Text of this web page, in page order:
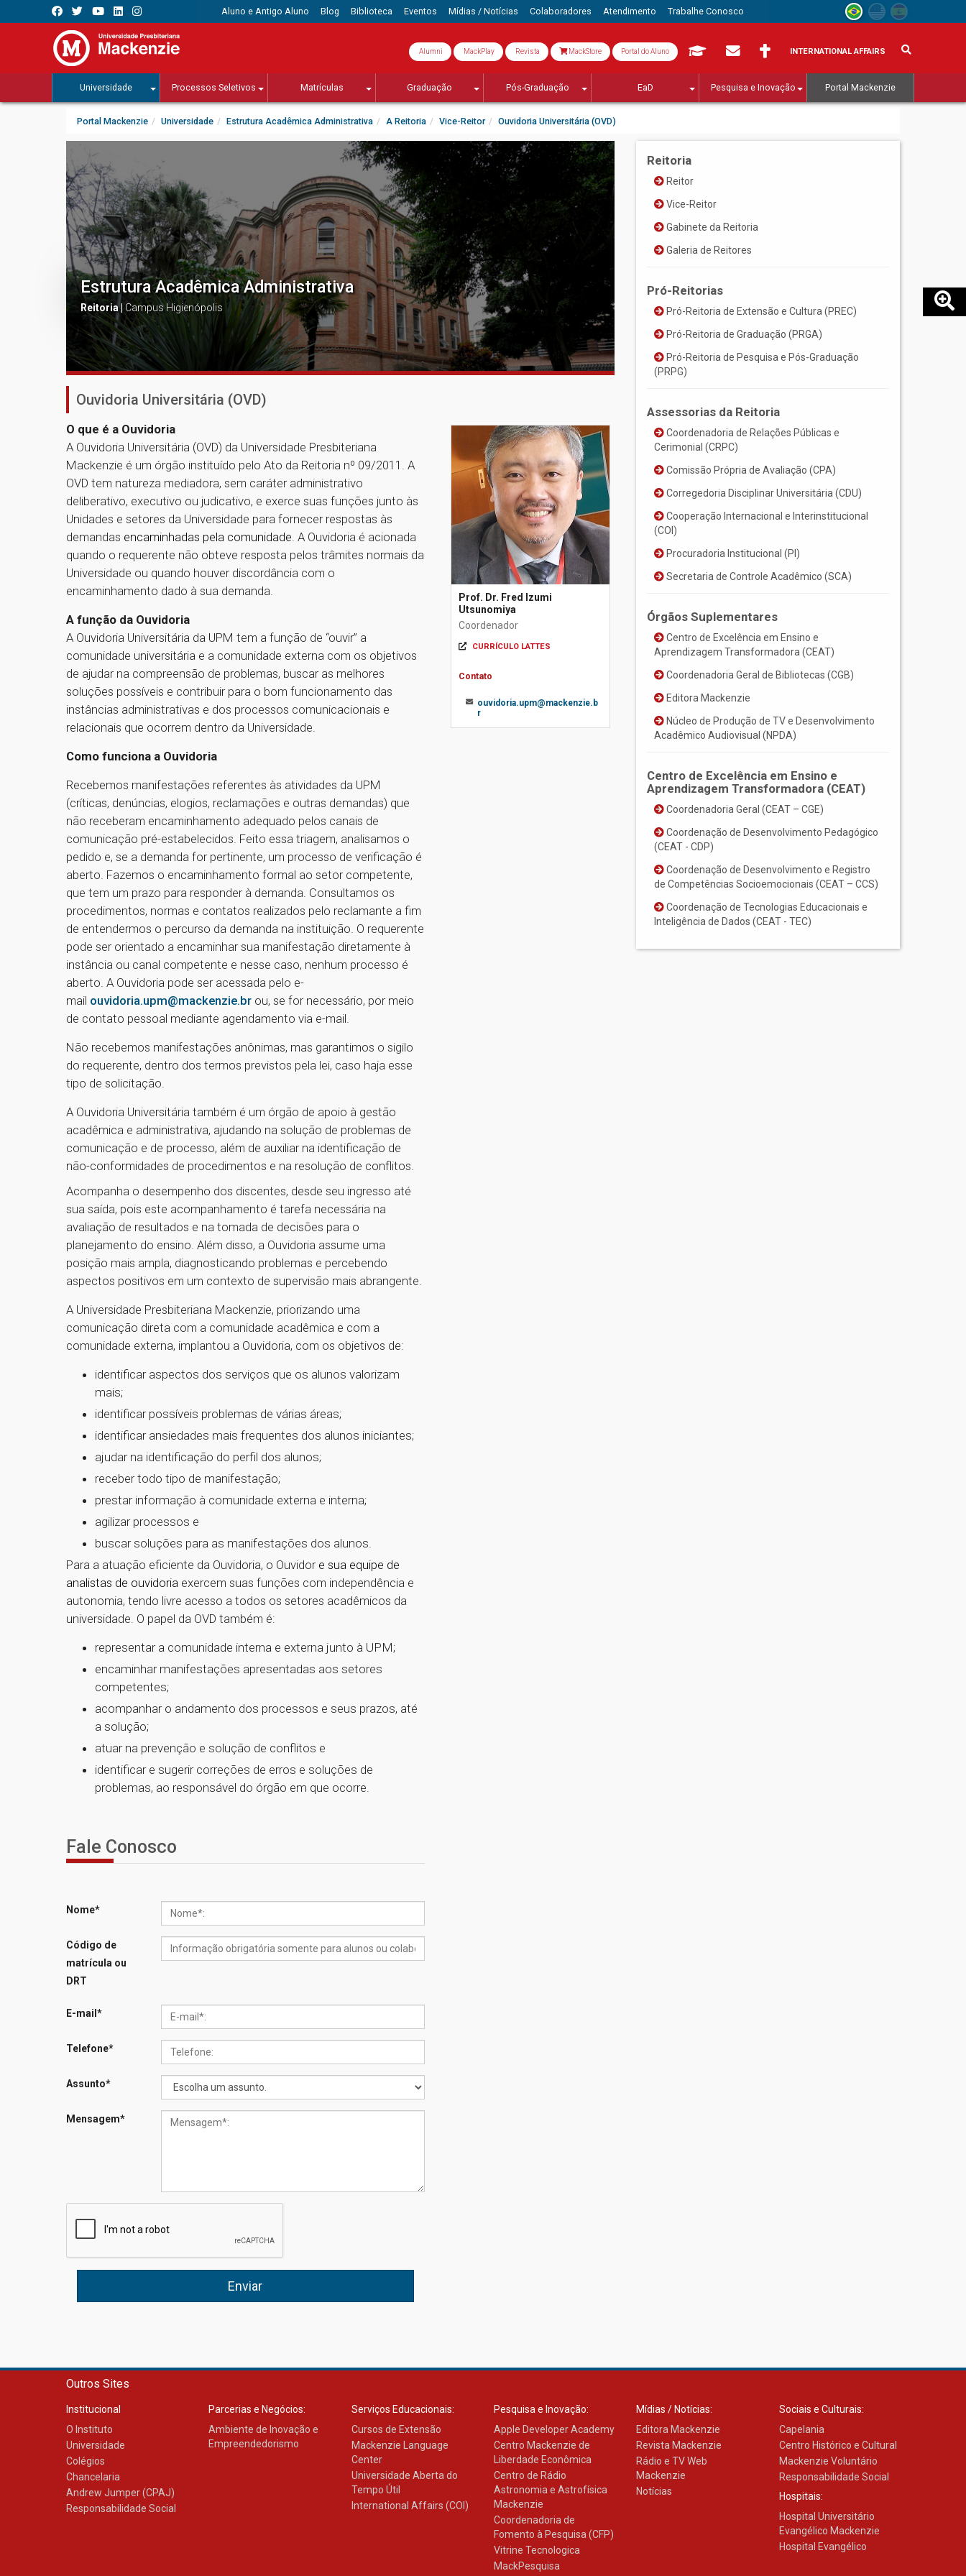
Aluno e Antigo Aluno Blog Biblioteca Eventos Mídias / Notícias Colaboradores Atendimento Trabalhe Conosco
Alumni MackPlay Revista MackStore Portal do Aluno INTERNATIONAL AFFAIRS
Universidade Processos Seletivos Matrículas Graduação Pós-Graduação EaD Pesquisa e Inovação Portal Mackenzie
Portal Mackenzie Universidade Estrutura Acadêmica Administrativa A Reitoria Vice-Reitor Ouvidoria Universitária (OVD)
Estrutura Acadêmica Administrativa
Reitoria | Campus Higienópolis
Ouvidoria Universitária (OVD)
O que é a Ouvidoria
A Ouvidoria Universitária (OVD) da Universidade Presbiteriana
Mackenzie é um órgão instituído pelo Ato da Reitoria nº 09/2011. A
OVD tem natureza mediadora, sem caráter administrativo
deliberativo, executivo ou judicativo, e exerce suas funções junto às
Unidades e setores da Universidade para fornecer respostas às
demandas encaminhadas pela comunidade. A Ouvidoria é acionada
quando o requerente não obteve resposta pelos trâmites normais da
Universidade ou quando houver discordância com o
encaminhamento dado à sua demanda.
A função da Ouvidoria
A Ouvidoria Universitária da UPM tem a função de “ouvir” a
comunidade universitária e a comunidade externa com os objetivos
de ajudar na compreensão de problemas, buscar as melhores
soluções possíveis e contribuir para o bom funcionamento das
instâncias administrativas e dos processos comunicacionais e
relacionais que ocorrem dentro da Universidade.
Como funciona a Ouvidoria
Recebemos manifestações referentes às atividades da UPM
(críticas, denúncias, elogios, reclamações e outras demandas) que
não receberam encaminhamento adequado pelos canais de
comunicação pré-estabelecidos. Feito essa triagem, analisamos o
pedido e, se a demanda for pertinente, um processo de verificação é
aberto. Fazemos o encaminhamento formal ao setor competente,
que tem um prazo para responder à demanda. Consultamos os
procedimentos, normas e contatos realizados pelo reclamante a fim
de entendermos o percurso da demanda na instituição. O requerente
pode ser orientado a encaminhar sua manifestação diretamente à
instância ou canal competente e nesse caso, nenhum processo é
aberto. A Ouvidoria pode ser acessada pelo e-
mail ouvidoria.upm@mackenzie.br ou, se for necessário, por meio
de contato pessoal mediante agendamento via e-mail.
Não recebemos manifestações anônimas, mas garantimos o sigilo
do requerente, dentro dos termos previstos pela lei, caso haja esse
tipo de solicitação.
A Ouvidoria Universitária também é um órgão de apoio à gestão
acadêmica e administrativa, ajudando na solução de problemas de
comunicação e de processo, além de auxiliar na identificação de
não-conformidades de procedimentos e na resolução de conflitos.
Acompanha o desempenho dos discentes, desde seu ingresso até
sua saída, pois este acompanhamento é tarefa necessária na
avaliação de resultados e na tomada de decisões para o
planejamento do ensino. Além disso, a Ouvidoria assume uma
posição mais ampla, diagnosticando problemas e percebendo
aspectos positivos em um contexto de supervisão mais abrangente.
A Universidade Presbiteriana Mackenzie, priorizando uma
comunicação direta com a comunidade acadêmica e com a
comunidade externa, implantou a Ouvidoria, com os objetivos de:
identificar aspectos dos serviços que os alunos valorizam
mais;
identificar possíveis problemas de várias áreas;
identificar ansiedades mais frequentes dos alunos iniciantes;
ajudar na identificação do perfil dos alunos;
receber todo tipo de manifestação;
prestar informação à comunidade externa e interna;
agilizar processos e
buscar soluções para as manifestações dos alunos.
Para a atuação eficiente da Ouvidoria, o Ouvidor e sua equipe de
analistas de ouvidoria exercem suas funções com independência e
autonomia, tendo livre acesso a todos os setores acadêmicos da
universidade. O papel da OVD também é:
representar a comunidade interna e externa junto à UPM;
encaminhar manifestações apresentadas aos setores
competentes;
acompanhar o andamento dos processos e seus prazos, até
a solução;
atuar na prevenção e solução de conflitos e
identificar e sugerir correções de erros e soluções de
problemas, ao responsável do órgão em que ocorre.
Fale Conosco
Nome*
Código de
matrícula ou
DRT
E-mail*
Telefone*
Assunto*
Mensagem*
Prof. Dr. Fred Izumi
Utsunomiya
Coordenador
CURRÍCULO LATTES
Contato
ouvidoria.upm@mackenzie.b
r
Reitoria
Reitor
Vice-Reitor
Gabinete da Reitoria
Galeria de Reitores
Pró-Reitorias
Pró-Reitoria de Extensão e Cultura (PREC)
Pró-Reitoria de Graduação (PRGA)
Pró-Reitoria de Pesquisa e Pós-Graduação
(PRPG)
Assessorias da Reitoria
Coordenadoria de Relações Públicas e
Cerimonial (CRPC)
Comissão Própria de Avaliação (CPA)
Corregedoria Disciplinar Universitária (CDU)
Cooperação Internacional e Interinstitucional
(COI)
Procuradoria Institucional (PI)
Secretaria de Controle Acadêmico (SCA)
Órgãos Suplementares
Centro de Excelência em Ensino e
Aprendizagem Transformadora (CEAT)
Coordenadoria Geral de Bibliotecas (CGB)
Editora Mackenzie
Núcleo de Produção de TV e Desenvolvimento
Acadêmico Audiovisual (NPDA)
Centro de Excelência em Ensino e
Aprendizagem Transformadora (CEAT)
Coordenadoria Geral (CEAT – CGE)
Coordenação de Desenvolvimento Pedagógico
(CEAT - CDP)
Coordenação de Desenvolvimento e Registro
de Competências Socioemocionais (CEAT – CCS)
Coordenação de Tecnologias Educacionais e
Inteligência de Dados (CEAT - TEC)
Outros Sites
Institucional
O Instituto
Universidade
Colégios
Chancelaria
Andrew Jumper (CPAJ)
Responsabilidade Social
Parcerias e Negócios:
Ambiente de Inovação e
Empreendedorismo
Serviços Educacionais:
Cursos de Extensão
Mackenzie Language
Center
Universidade Aberta do
Tempo Útil
International Affairs (COI)
Pesquisa e Inovação:
Apple Developer Academy
Centro Mackenzie de
Liberdade Econômica
Centro de Rádio
Astronomia e Astrofísica
Mackenzie
Coordenadoria de
Fomento à Pesquisa (CFP)
Vitrine Tecnologica
MackPesquisa
Mídias / Notícias:
Editora Mackenzie
Revista Mackenzie
Rádio e TV Web
Mackenzie
Notícias
Sociais e Culturais:
Capelania
Centro Histórico e Cultural
Mackenzie Voluntário
Responsabilidade Social
Hospitais:
Hospital Universitário
Evangélico Mackenzie
Hospital Evangélico